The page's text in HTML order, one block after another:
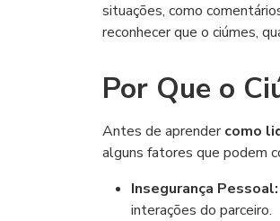
situações, como
reconhecer que o ciúmes,
Por Que o
Antes de aprendercomo
alguns fatores que podem
Insegurança Pessoal:
interações do parceiro.